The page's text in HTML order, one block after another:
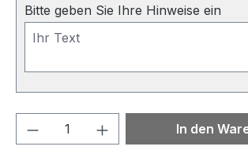
Bitte geben Sie Ihre Hinweise ein
Produkt Anzahl: Gib den
In den